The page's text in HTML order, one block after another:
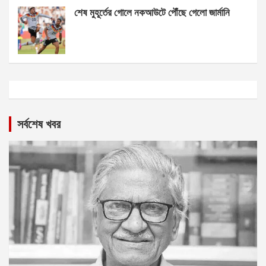
শেষ মুহূর্তের গোলে নকআউটে পৌঁছে গেলো জার্মানি
সর্বশেষ খবর